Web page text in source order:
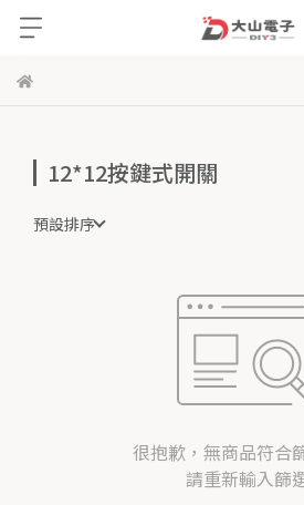
12*12按鍵式開關
預設排序
很抱歉，無商品符合
請重新輸入篩